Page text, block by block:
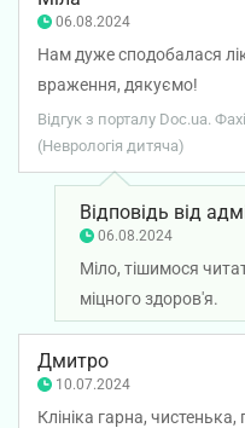
06.08.2024
Нам дуже сподобалася
враження, дякуємо!
Відгук з порталу Doc.ua.
(Неврологія дитяча)
Відповідь від
06.08.2024
Міло, тішимося
міцного здоров'я.
Дмитро
10.07.2024
Клініка гарна,